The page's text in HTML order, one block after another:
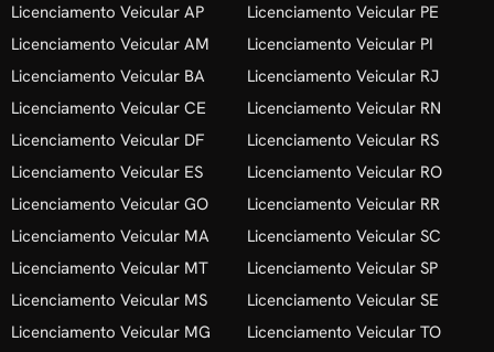
Licenciamento Veicular AP
Licenciamento Veicular AM
Licenciamento Veicular BA
Licenciamento Veicular CE
Licenciamento Veicular DF
Licenciamento Veicular ES
Licenciamento Veicular GO
Licenciamento Veicular MA
Licenciamento Veicular MT
Licenciamento Veicular MS
Licenciamento Veicular MG
Licenciamento Veicular PE
Licenciamento Veicular PI
Licenciamento Veicular RJ
Licenciamento Veicular RN
Licenciamento Veicular RS
Licenciamento Veicular RO
Licenciamento Veicular RR
Licenciamento Veicular SC
Licenciamento Veicular SP
Licenciamento Veicular SE
Licenciamento Veicular TO